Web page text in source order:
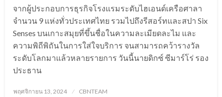
จากผู้ประกอบการธุรกิจโรงแรมระดับไฮเอนด์เครือศาลา
จำนวน 9 แห่งทั่วประเทศไทย รวมไปถึงรีสอร์ทและสปา Six
Senses บนเกาะสมุยที่ขึ้นชื่อในความละเมียดละไม และ
ความพิถีพิถันในการใส่ใจบริการ จนสามารถคว้ารางวัล
ระดับโลกมาแล้วหลายรายการ วันนี้นายดิกซ์ ซีมาร์โร่ รอง
ประธาน
Posted
พฤศจิกายน 13, 2024 CBNTEAM